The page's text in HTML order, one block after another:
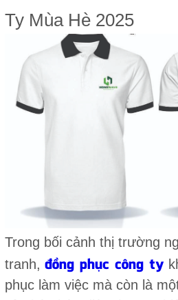
Ty Mùa Hè 2025
Trong bối cảnh thị trường
tranh, đồng phục công ty
phục làm việc mà còn là